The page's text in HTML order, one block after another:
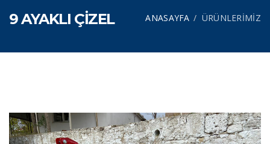
9 AYAKLI ÇİZEL ANASAYFA ÜRÜNLERİMİZ
GALERİ